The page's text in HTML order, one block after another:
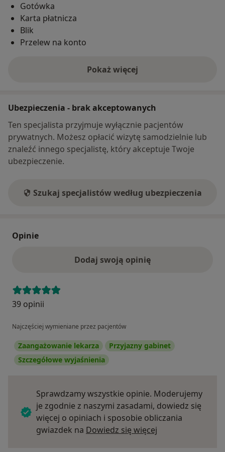
Gotówka
Karta płatnicza
Blik
Przelew na konto
Pokaż więcej
o adresie
Ubezpieczenia - brak akceptowanych
Ten specjalista przyjmuje wyłącznie pacjentów
prywatnych. Możesz opłacić wizytę samodzielnie lub
znaleźć innego specjalistę, który akceptuje Twoje
ubezpieczenie.
Szukaj specjalistów według ubezpieczenia
Opinie
Dodaj swoją opinię
39 opinii
Najczęściej wymieniane przez pacjentów
Zaangażowanie lekarza
Przyjazny gabinet
Szczegółowe wyjaśnienia
Sprawdzamy wszystkie opinie. Moderujemy
je zgodnie z naszymi zasadami, dowiedz się
więcej o opiniach i sposobie obliczania
gwiazdek na Dowiedz się więcej